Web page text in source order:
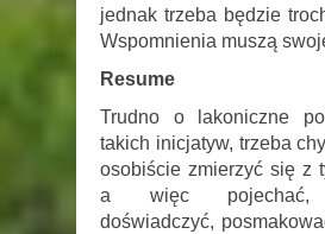
jednak trzeba będzie
Wspomnienia muszą
Resume
Trudno o lakoniczne
takich inicjatyw, trzeba
osobiście zmierzyć się z
a więc pojechać,
doświadczyć,